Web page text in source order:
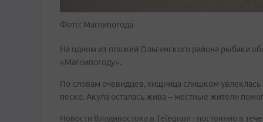
Фото: Маглипогода
На одном из пляжей Ольгинского района рыбаки
«Магоипогоду».
По словам очевидцев, хищница слишком
песке. Акула осталась жива – местные жители
Новости Владивостока в Telegram - постоянно в